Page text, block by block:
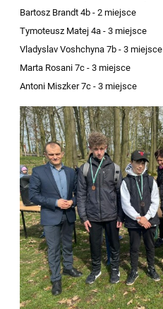
Bartosz Brandt 4b - 2 miejsce
Tymoteusz Matej 4a - 3 miejsce
Vladyslav Voshchyna 7b - 3 miejsce
Marta Rosani 7c - 3 miejsce
Antoni Miszker 7c - 3 miejsce